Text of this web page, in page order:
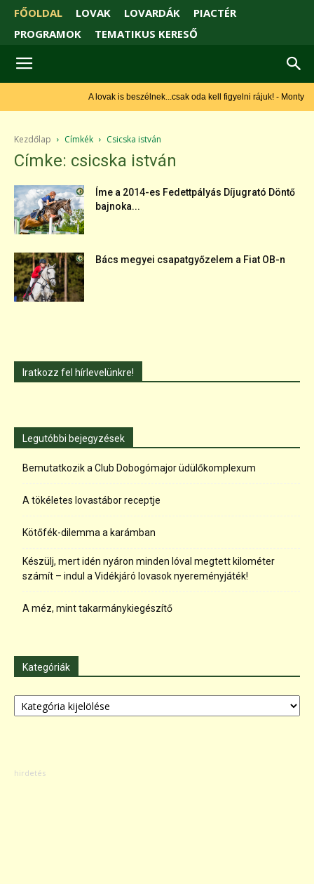
FŐOLDAL LOVAK LOVARDÁK
PIACTÉR
PROGRAMOK
TEMATIKUS KERESŐ
A lovak is beszélnek...csak oda kell figyelni rájuk! - Monty
Kezdőlap Címkék Csicska istván
Címke: csicska istván
Íme a 2014-es Fedettpályás Díjugrató Döntő
bajnoka...
Bács megyei csapatgyőzelem a Fiat OB-n
Iratkozz fel hírlevelünkre!
Legutóbbi bejegyzések
Bemutatkozik a Club Dobogómajor üdülőkomplexum
A tökéletes lovastábor receptje
Kötőfék-dilemma a karámban
Készülj, mert idén nyáron minden lóval megtett kilométer
számít – indul a Vidékjáró lovasok nyereményjáték!
A méz, mint takarmánykiegészítő
Kategóriák
Kategóriák